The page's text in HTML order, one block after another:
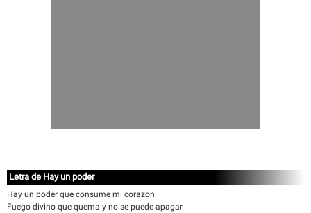
Letra de Hay un poder
Hay un poder que consume mi corazon
Fuego divino que quema y no se puede apagar